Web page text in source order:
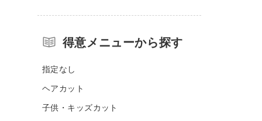
得意メニューから探す
指定なし
ヘアカット
子供・キッズカット